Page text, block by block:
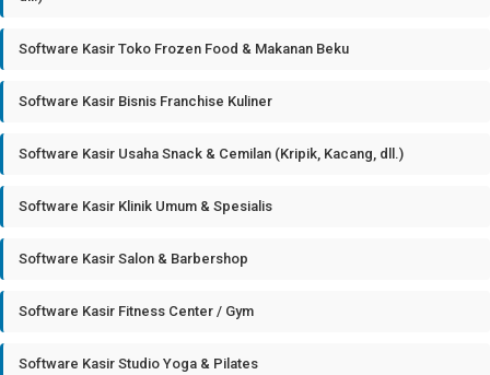
Software Kasir Toko Frozen Food & Makanan Beku
Software Kasir Bisnis Franchise Kuliner
Software Kasir Usaha Snack & Cemilan (Kripik, Kacang, dll.)
Software Kasir Klinik Umum & Spesialis
Software Kasir Salon & Barbershop
Software Kasir Fitness Center / Gym
Software Kasir Studio Yoga & Pilates